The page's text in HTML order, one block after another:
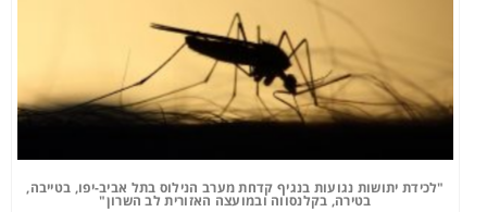
"לכידת יתושות נגועות בנגיף קדחת מערב הנילוס בתל אביב-יפו, בטייבה,
בטירה, בקלנסווה ובמועצה האזורית לב השרון"